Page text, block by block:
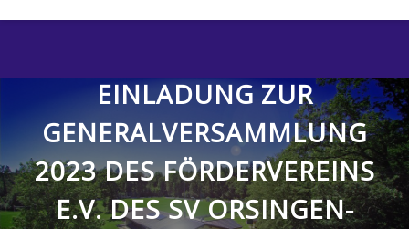
Förderverein
Nenzingen EINLADUNG ZUR
GENERALVERSAMMLUNG
2023 DES FÖRDERVEREINS
E.V. DES SV ORSINGEN-